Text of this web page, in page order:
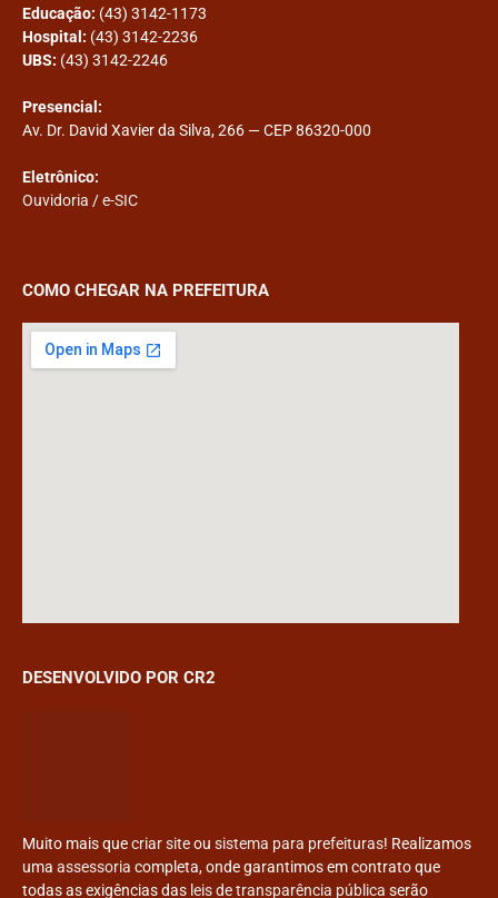
Educação: (43) 3142-1173
Hospital: (43) 3142-2236
UBS: (43) 3142-2246
Presencial:
Av. Dr. David Xavier da Silva, 266 — CEP 86320-000
Eletrônico:
Ouvidoria /e-SIC
COMO CHEGAR NA PREFEITURA
DESENVOLVIDO POR CR2
Muito mais quecriar siteou sistema para prefeituras! Realizamos
uma assessoria completa, onde garantimos em contrato que
todas as exigências das leis de transparência pública serão